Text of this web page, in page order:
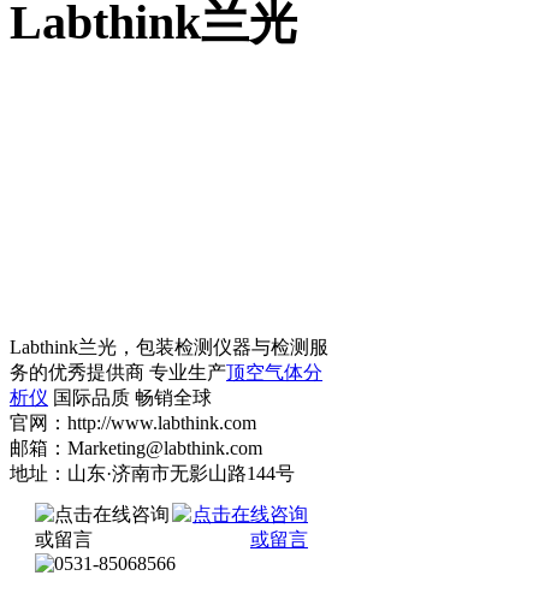
Labthink兰光
Labthink兰光，包装检测仪器与检测服
务的优秀提供商 专业生产顶空气体分
析仪 国际品质 畅销全球
官网：http://www.labthink.com
邮箱：Marketing@labthink.com
地址：山东·济南市无影山路144号